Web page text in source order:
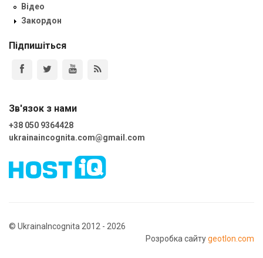
Відео
Закордон
Підпишіться
Зв'язок з нами
+38 050 9364428
ukrainaincognita.com@gmail.com
© UkrainaIncognita 2012 - 2026
Розробка сайтуgeotlon.com